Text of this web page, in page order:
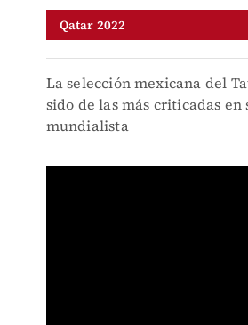
Qatar 2022
La selección mexicana del
sido de las más criticadas en
mundialista